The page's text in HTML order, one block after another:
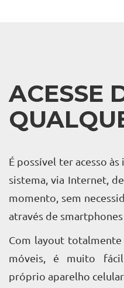
ACESSE
É possível ter acesso
sistema, via Internet,
momento, sem
através de
Com layout
móveis, é muito
próprio aparelho